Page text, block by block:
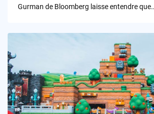
Gurman de Bloomberg laisse entendre